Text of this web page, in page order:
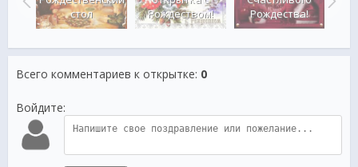
стол
Рождеством!
Рождества!
Всего комментариев к открытке: 0
Войдите: